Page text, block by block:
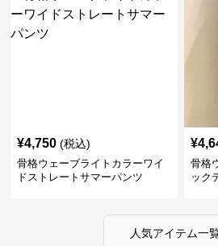
¥4,750 (税込)
骨格ウェーブライトカラーワイ
ドストレートサマーパンツ
¥
骨格
ック
人気アイテム一